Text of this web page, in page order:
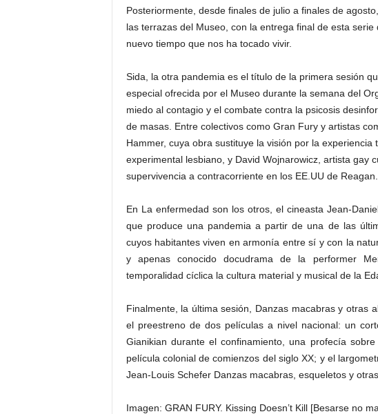
Posteriormente, desde finales de julio a finales de
las terrazas del Museo, con la entrega final de esta
nuevo tiempo que nos ha tocado vivir.
Sida, la otra pandemia es el título de la primera sesión
especial ofrecida por el Museo durante la semana del
miedo al contagio y el combate contra la psicosis
de masas. Entre colectivos como Gran Fury y artistas
Hammer, cuya obra sustituye la visión por la experiencia
experimental lesbiano, y David Wojnarowicz, artista gay
supervivencia a contracorriente en los EE.UU de Reagan.
En La enfermedad son los otros, el cineasta Jean-
que produce una pandemia a partir de una de las
cuyos habitantes viven en armonía entre sí y con la
y apenas conocido docudrama de la performer
temporalidad cíclica la cultura material y musical de la
Finalmente, la última sesión, Danzas macabras y otras
el preestreno de dos películas a nivel nacional: un
Gianikian durante el confinamiento, una profecía
película colonial de comienzos del siglo XX; y el
Jean-Louis Schefer Danzas macabras, esqueletos y
Imagen: GRAN FURY. Kissing Doesn’t Kill [Besarse no